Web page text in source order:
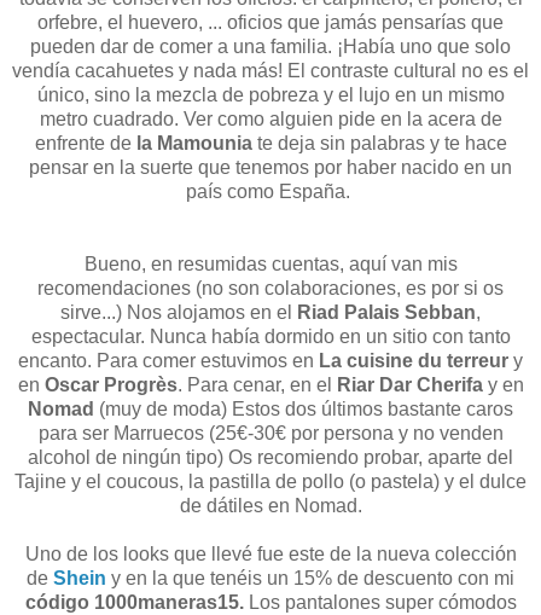
orfebre, el huevero, ... oficios que jamás pensarías que
pueden dar de comer a una familia. ¡Había uno que solo
vendía cacahuetes y nada más! El contraste cultural no es el
único, sino la mezcla de pobreza y el lujo en un mismo
metro cuadrado. Ver como alguien pide en la acera de
enfrente de la Mamouniate deja sin palabras y te hace
pensar en la suerte que tenemos por haber nacido en un
país como España.
Bueno, en resumidas cuentas, aquí van mis
recomendaciones (no son colaboraciones, es por si os
sirve...) Nos alojamos en el
Riad Palais Sebban,
espectacular. Nunca había dormido en un sitio con tanto
encanto. Para comer estuvimos en La cuisine du terreur y
en Oscar Progrès. Para cenar, en el Riar Dar Cherifay en
Nomad (muy de moda) Estos dos últimos bastante caros
para ser Marruecos (25€-30€ por persona y no venden
alcohol de ningún tipo) Os recomiendo probar, aparte del
Tajine y el coucous, la pastilla de pollo (o pastela) y el dulce
de dátiles en Nomad.
Uno de los looks que llevé fue este de la nueva colección
de Shein y en la que tenéis un 15% de descuento con mi
código 1000maneras15. Los pantalones super cómodos